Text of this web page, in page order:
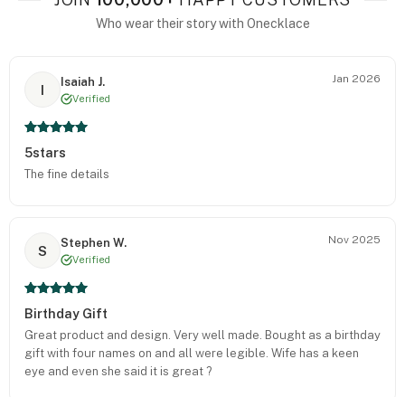
Who wear their story with Onecklace
I
Isaiah J.
Verified
Jan 2026
5stars
The fine details
S
Stephen W.
Verified
Nov 2025
Birthday Gift
Great product and design. Very well made. Bought as a birthday
gift with four names on and all were legible. Wife has a keen
eye and even she said it is great ?